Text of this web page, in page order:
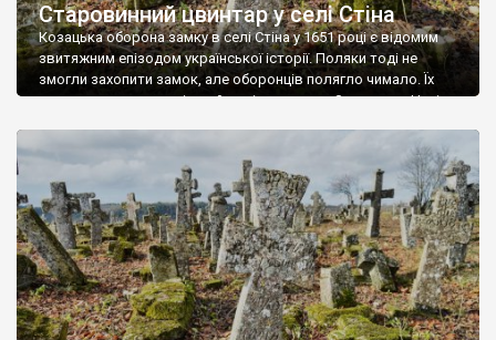
Старовинний цвинтар у селі Стіна
Козацька оборона замку в селі Стіна у 1651 році є відомим
звитяжним епізодом української історії. Поляки тоді не
змогли захопити замок, але оборонців полягло чимало. Їх
поховали на цвинтарі, який тоді називався Замковим. Нині на
ньому чимало хрестів 19 століття, є такі, де епітафії стер […]